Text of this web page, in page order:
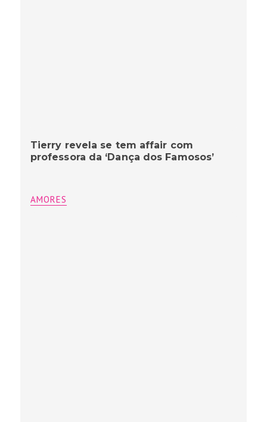
Tierry revela se tem affair com
professora da ‘Dança dos Famosos’
AMORES